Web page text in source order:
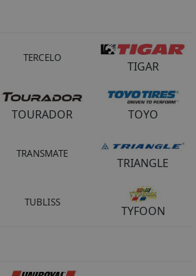
TERCELO
TIGAR
TOURADOR TOYO
TRANSMATE
TRIANGLE
TUBLISS
TYFOON